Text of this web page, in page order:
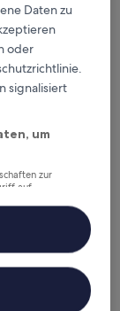
Hotel in 6
8,6/10 —
Daten zu
oder
signalisiert
um
zur
auf
von Inhalten,
von